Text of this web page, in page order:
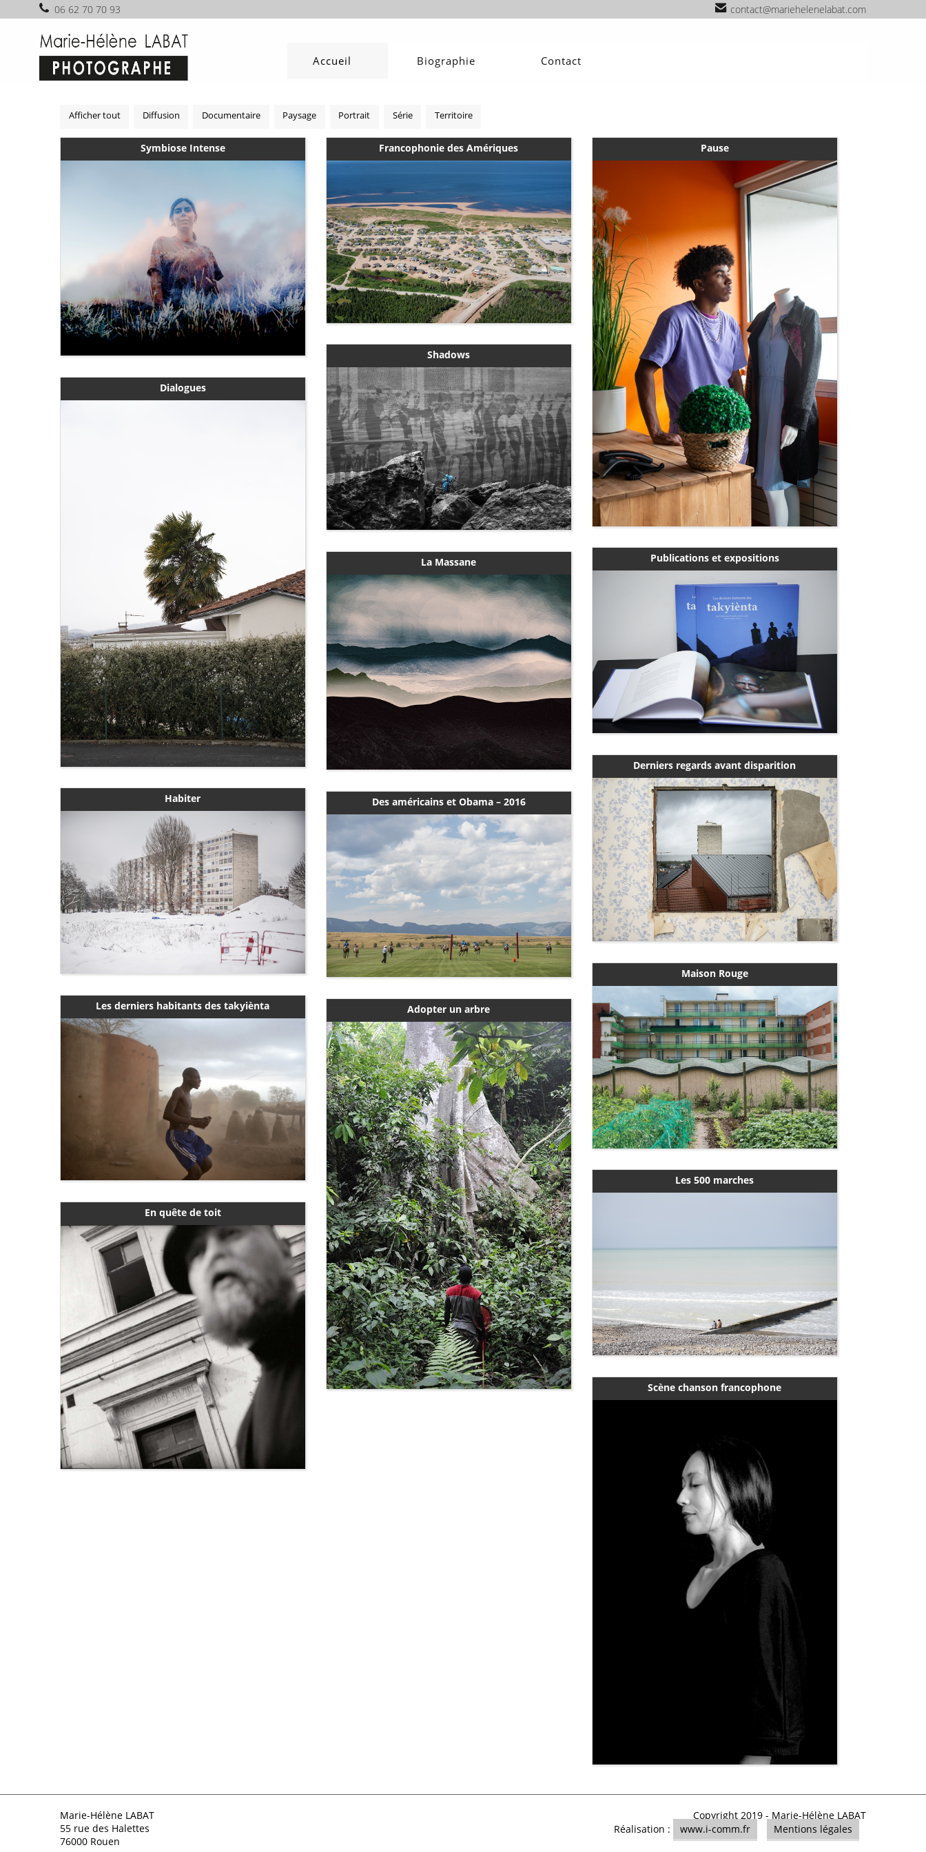
06 62 70 70 93 contact@mariehelenelabat.com
Accueil Biographie Contact
Afficher tout Diffusion Documentaire Paysage Portrait Série Territoire
Symbiose Intense Francophonie des Amériques Pause
Shadows
Dialogues
Publications et expositions
La Massane
Derniers regards avant disparition
Habiter Des américains et Obama – 2016
Maison Rouge
Les derniers habitants des takyiènta Adopter un arbre
Les 500 marches
En quête de toit
Scène chanson francophone
Marie-Hélène LABAT
55 rue des Halettes
76000 Rouen
Copyright 2019 - Marie-Hélène LABAT
Réalisation :
www.i-comm.fr Mentions légales